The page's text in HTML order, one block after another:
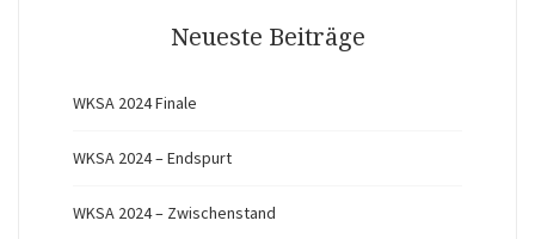
Neueste Beiträge
WKSA 2024 Finale
WKSA 2024 – Endspurt
WKSA 2024 – Zwischenstand